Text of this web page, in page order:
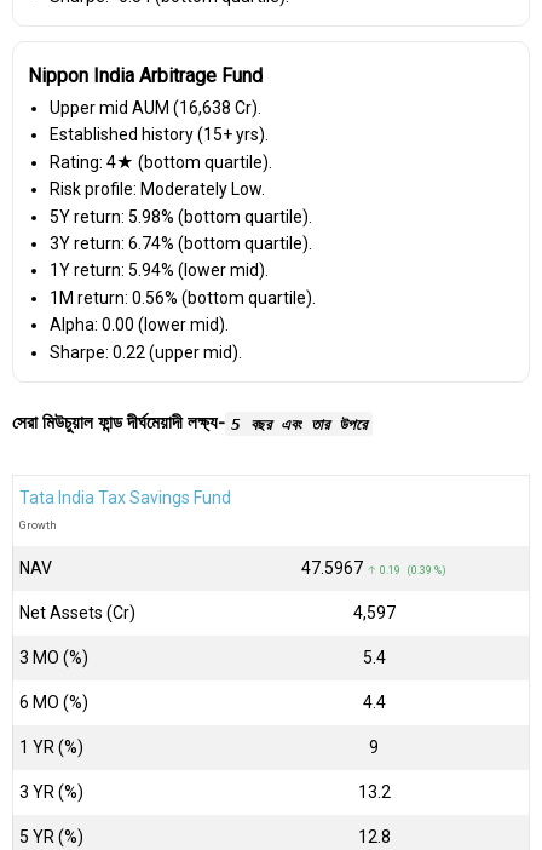
Nippon India Arbitrage Fund
Upper mid AUM (₹16,638 Cr).
Established history (15+ yrs).
Rating: 4★ (bottom quartile).
Risk profile: Moderately Low.
5Y return: 5.98% (bottom quartile).
3Y return: 6.74% (bottom quartile).
1Y return: 5.94% (lower mid).
1M return: 0.56% (bottom quartile).
Alpha: 0.00 (lower mid).
Sharpe: 0.22 (upper mid).
সেরা মিউচুয়াল ফান্ড দীর্ঘমেয়াদী লক্ষ্য- 5 বছর এবং তার উপরে
Tata India Tax Savings Fund
Growth
NAV ₹47.5967 ↑ 0.19 (0.39 %)
Net Assets (Cr) ₹4,597
3 MO (%) 5.4
6 MO (%) 4.4
1 YR (%) 9
3 YR (%) 13.2
5 YR (%) 12.8